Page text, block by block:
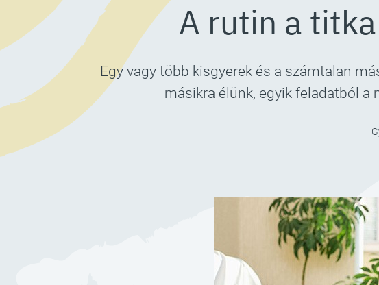
A rutin a
Egy vagy több kisgyerek és a számtalan
másikra élünk, egyik feladatból